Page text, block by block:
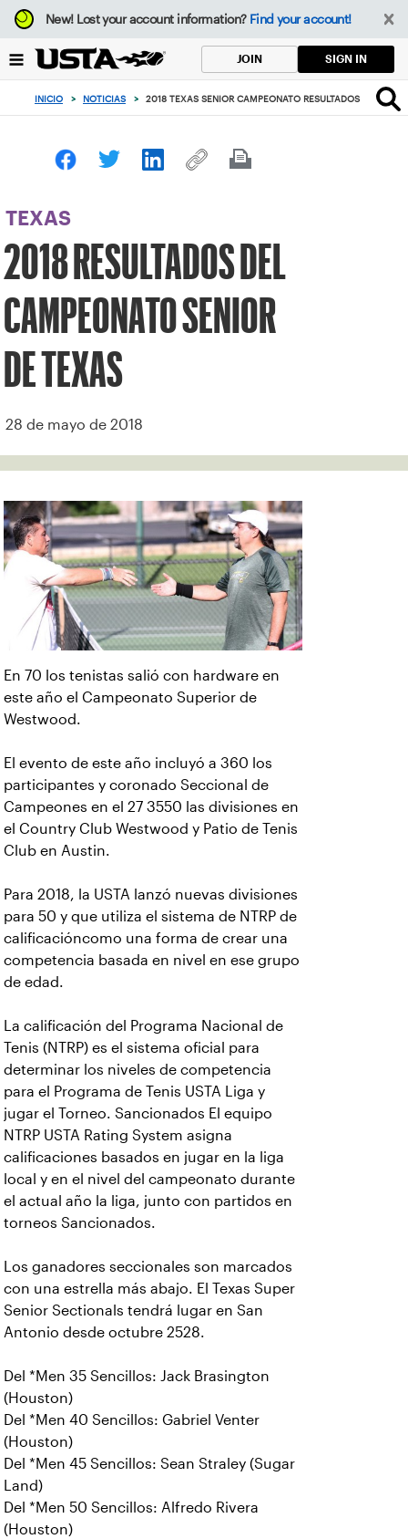
Enfoque
desde
botón
volver
principio
New!Lost your account information? Find your account!
JOIN SIGN IN
INICIO > NOTICIAS > 2018 TEXAS SENIOR CAMPEONATO RESULTADOS
TEXAS
2018 RESULTADOS DEL
CAMPEONATO SENIOR
DE TEXAS
28 de mayo de 2018
En 70 los tenistas salió con hardware en
este año el Campeonato Superior de
Westwood.
El evento de este año incluyó a 360 los
participantes y coronado Seccional de
Campeones en el 27 3550 las divisiones en
el Country Club Westwood y Patio de Tenis
Club en Austin.
Para 2018, la USTA lanzó nuevas divisiones
para 50 y que utiliza el sistema de NTRP de
calificacióncomo una forma de crear una
competencia basada en nivel en ese grupo
de edad.
La calificación del Programa Nacional de
Tenis (NTRP) es el sistema oficial para
determinar los niveles de competencia
para el Programa de Tenis USTA Liga y
jugar el Torneo. Sancionados El equipo
NTRP USTA Rating System asigna
calificaciones basados en jugar en la liga
local y en el nivel del campeonato durante
el actual año la liga, junto con partidos en
torneos Sancionados.
Los ganadores seccionales son marcados
con una estrella más abajo. El Texas Super
Senior Sectionals tendrá lugar en San
Antonio desde octubre 2528.
Del *Men 35 Sencillos: Jack Brasington
(Houston)
Del *Men 40 Sencillos: Gabriel Venter
(Houston)
Del *Men 45 Sencillos: Sean Straley (Sugar
Land)
Del *Men 50 Sencillos: Alfredo Rivera
(Houston)